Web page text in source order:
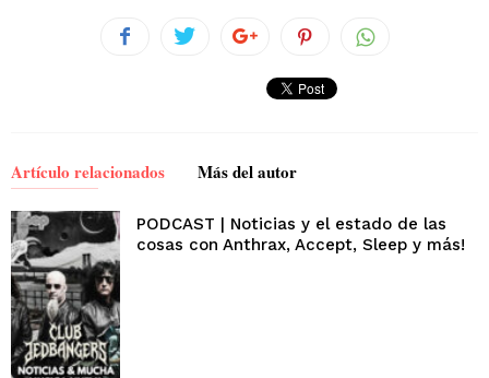
Artículo relacionados Más del autor
PODCAST | Noticias y el estado de las
cosas con Anthrax, Accept, Sleep y más!